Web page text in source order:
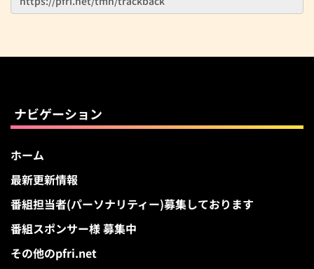
ナビゲーション
ホーム
最新更新情報
番組担当者(パーソナリティー)募集しております
番組スポンサー様 募集中
その他のpfri.net